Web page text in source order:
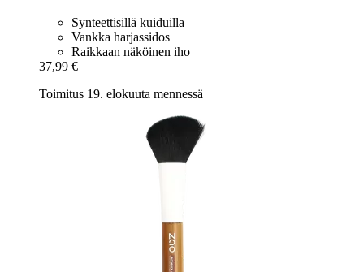
Synteettisillä kuiduilla
Vankka harjassidos
Raikkaan näköinen iho
37,99 €
Toimitus 19. elokuuta mennessä